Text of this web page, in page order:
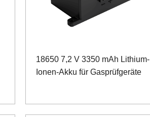
18650 7,2 V 3350 mAh Lithium-
Ionen-Akku für Gasprüfgeräte